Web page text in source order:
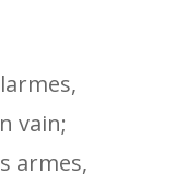
vain;
armes,